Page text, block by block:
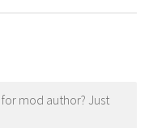
for mod author? Just